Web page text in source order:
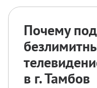
Почему
в г. Тамбов